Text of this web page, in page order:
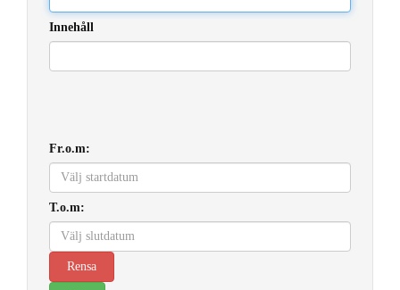
Innehåll
Fr.o.m:
T.o.m: